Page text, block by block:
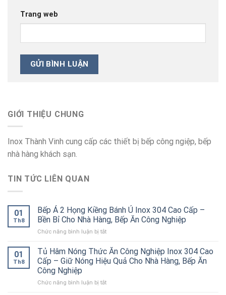
Trang web
GIỚI THIỆU CHUNG
Inox Thành Vinh cung cấp các thiết bị bếp công ngiệp, bếp
nhà hàng khách sạn.
TIN TỨC LIÊN QUAN
01
Th8
Bếp Á 2 Họng Kiềng Bánh Ú Inox 304 Cao Cấp –
Bền Bỉ Cho Nhà Hàng, Bếp Ăn Công Nghiệp
Chức năng bình luận bị tắtở
Á
2
Họng
Bánh
01
Th8
Tủ Hâm Nóng Thức Ăn Công Nghiệp Inox 304 Cao
Cấp – Giữ Nóng Hiệu Quả Cho Nhà Hàng, Bếp Ăn
Công Nghiệp
Chức năng bình luận bị tắtở